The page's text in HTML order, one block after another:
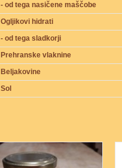
- od tega nasičene maščobe
Ogljikovi hidrati
- od tega sladkorji
Prehranske vlaknine
Beljakovine
Sol